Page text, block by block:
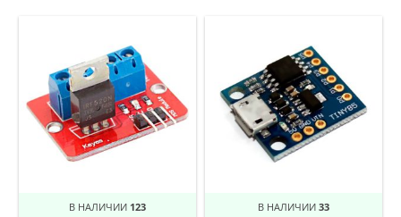
В НАЛИЧИИ 123 В НАЛИЧИИ 33